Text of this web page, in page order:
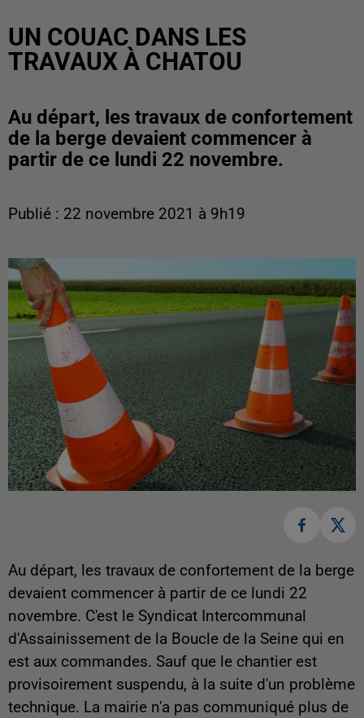
UN COUAC DANS LES
TRAVAUX À CHATOU
Au départ, les travaux de confortement
de la berge devaient commencer à
partir de ce lundi 22 novembre.
Publié : 22 novembre 2021 à 9h19
Au départ, les travaux de confortement de la berge
devaient commencer à partir de ce lundi 22
novembre. C'est le Syndicat Intercommunal
d'Assainissement de la Boucle de la Seine qui en
est aux commandes. Sauf que le chantier est
provisoirement suspendu, à la suite d'un problème
technique. La mairie n'a pas communiqué plus de